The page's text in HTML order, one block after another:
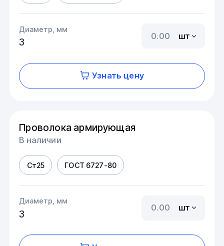
Диаметр, мм
3
шт
Узнать цену
Проволока армирующая
В наличии
Ст25 ГОСТ 6727-80
Диаметр, мм
3
шт